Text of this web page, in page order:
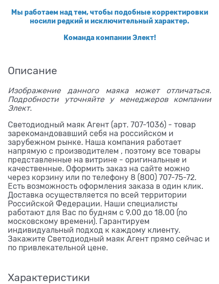
Мы работаем над тем, чтобы подобные корректировки
носили редкий и исключительный характер.
Команда компании Элект!
Описание
Изображение данного маяка может отличаться.
Подробности уточняйте у менеджеров компании
Элект.
Светодиодный маяк Агент (арт. 707-1036) - товар
зарекомандовавший себя на российском и
зарубежном рынке. Наша компания работает
напрямую с производителем , поэтому все товары
представленные на витрине - оригинальные и
качественные. Оформить заказ на сайте можно
через корзину или по телефону 8 (800) 707-75-72.
Есть возможность оформления заказа в один клик.
Доставка осуществляется по всей территории
Российской Федерации. Наши специалисты
работают для Вас по будням с 9.00 до 18.00 (по
московскому времени). Гарантируем
индивидуальный подход к каждому клиенту.
Закажите Светодиодный маяк Агент прямо сейчас и
по привлекательной цене.
Характеристики